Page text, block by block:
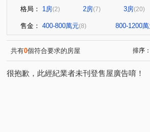
格局： 1房(2) 2房(7) 3房(20)
售金： 400-800萬元(8) 800-1200
共有0個符合要求的房屋 排序：
很抱歉，此經紀業者未刊登售屋廣告唷！